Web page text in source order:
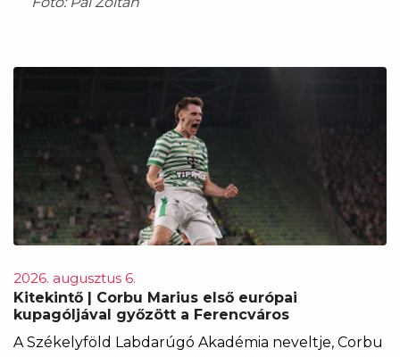
2026. augusztus 6.
Kitekintő | Corbu Marius első európai
kupagóljával győzött a Ferencváros
A Székelyföld Labdarúgó Akadémia neveltje, Corbu